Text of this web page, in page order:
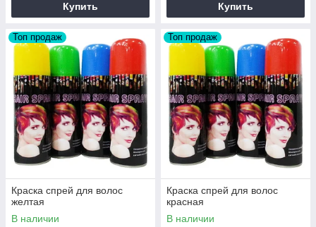
Купить Купить
Топ продаж
Краска спрей для волос
желтая
В наличии
Топ продаж
Краска спрей для волос
красная
В наличии